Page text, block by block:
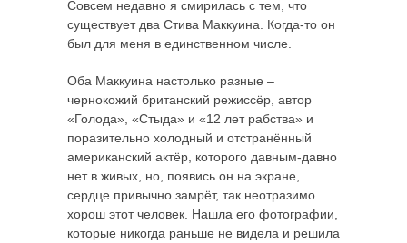
Совсем недавно я смирилась с тем, что
существует два Стива Маккуина. Когда-то он
был для меня в единственном числе.
Оба Маккуина настолько разные –
чернокожий британский режиссёр, автор
«Голода», «Стыда» и «12 лет рабства» и
поразительно холодный и отстранённый
американский актёр, которого давным-давно
нет в живых, но, появись он на экране,
сердце привычно замрёт, так неотразимо
хорош этот человек. Нашла его фотографии,
которые никогда раньше не видела и решила